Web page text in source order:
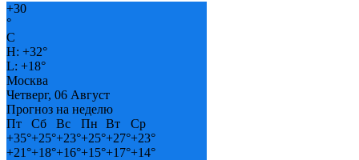
+30
°
C
H: +32°
L: +18°
Москва
Четверг, 06 Август
Прогноз на неделю
Пт
Сб Вс Пн Вт
Ср
+35°+25°+23°+25°+27°+23°
+21°+18°+16°+15°+17°+14°